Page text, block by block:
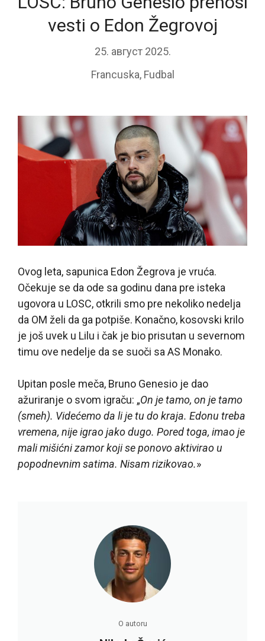
vesti o Edon Žegrovoj
25. август 2025.
Francuska, Fudbal
Ovog leta, sapunica Edon Žegrova je vruća.
Očekuje se da ode sa godinu dana pre isteka
ugovora u LOSC, otkrili smo pre nekoliko nedelja
da OM želi da ga potpiše. Konačno, kosovski krilo
je još uvek u Lilu i čak je bio prisutan u severnom
timu ove nedelje da se suoči sa AS Monako.
Upitan posle meča, Bruno Genesio je dao
ažuriranje o svom igraču: „On je tamo, on je tamo
(smeh). Videćemo da li je tu do kraja. Edonu treba
vremena, nije igrao jako dugo. Pored toga, imao je
mali mišićni zamor koji se ponovo aktivirao u
popodnevnim satima. Nisam rizikovao.»
O autoru